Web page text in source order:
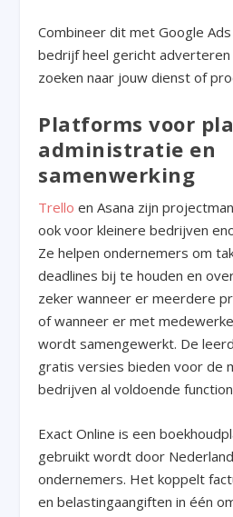
Combineer dit met Google
bedrijf heel gericht
zoeken naar jouw dienst of
Platforms voor
administratie en
samenwerking
Trello en Asana zijn
ook voor kleinere bedrijven
Ze helpen ondernemers om
deadlines bij te houden en
zeker wanneer er meerdere
of wanneer er met
wordt samengewerkt. De
gratis versies bieden voor de
bedrijven al voldoende
Exact Online is een
gebruikt wordt door
ondernemers. Het koppelt
en belastingaangiften in één